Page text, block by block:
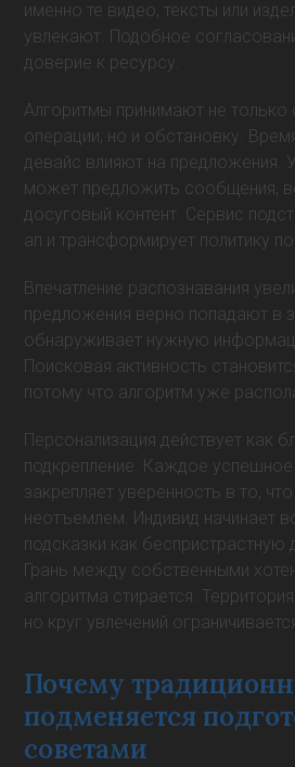
именно те видео, тексты или
увлекают. Подобное
доверие к ресурсу.
Алгоритмы принимают не только
операции, но и обстановку.
девайс влияют на предложения.
может предложить сообщения,
досуговый контент. Сервис
ап и трансформирует политику
Впечатление распознавания
предложения верно попадают в
обнаруживает нужную
Поисковая активность
потому что алгоритм уже
Персонализация действует как
подкрепление. Каждое
закрепляет уверенность в то,
неотъемлем. Индивид начинает
подсказки как беспристрастную
Грань между собственными
алгоритма стирается.
но круг увлечений
Почему
подменяется
советами